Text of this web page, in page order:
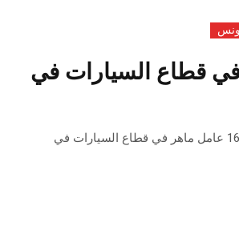
قطاع السيارات في
برنامج تونسي أوروبي لتكوين وتدريب وتوظيف 1600 عامل ماهر في قطاع السيارات في